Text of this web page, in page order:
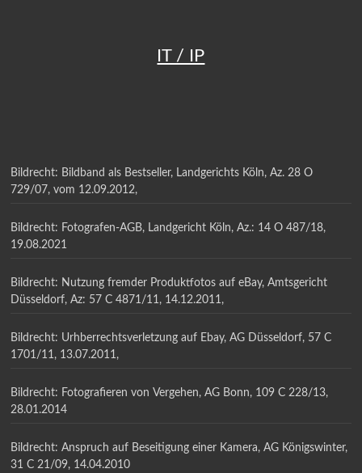
IT / IP
Bildrecht: Bildband als Bestseller, Landgerichts Köln, Az. 28 O
729/07, vom 12.09.2012,
Bildrecht: Fotografen-AGB, Landgericht Köln, Az.: 14 O 487/18,
19.08.2021
Bildrecht: Nutzung fremder Produktfotos auf eBay, Amtsgericht
Düsseldorf, Az: 57 C 4871/11, 14.12.2011,
Bildrecht: Urhberrechtsverletzung auf Ebay, AG Düsseldorf, 57 C
1701/11, 13.07.2011,
Bildrecht: Fotografieren von Vergehen, AG Bonn, 109 C 228/13,
28.01.2014
Bildrecht: Anspruch auf Beseitigung einer Kamera, AG Königswinter,
31 C 21/09, 14.04.2010